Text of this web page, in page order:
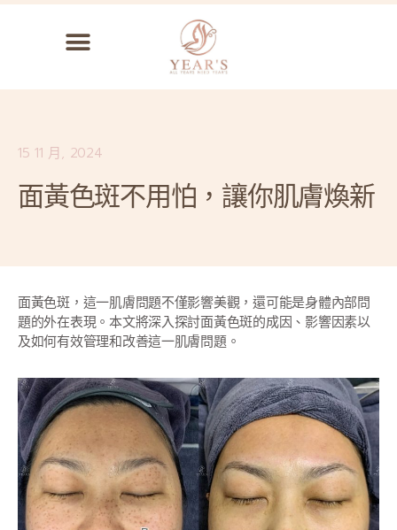
15 11 月, 2024
面黃色斑不用怕，讓你肌膚煥新
面黃色斑，這一肌膚問題不僅影響美觀，還可能是身體內部問
題的外在表現。本文將深入探討面黃色斑的成因、影響因素以
及如何有效管理和改善這一肌膚問題。